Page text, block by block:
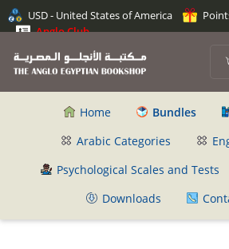
USD - United States of America
Anglo Club
Home Bundles
Arabic Categories
Psychological Scales and Tests
Downloads